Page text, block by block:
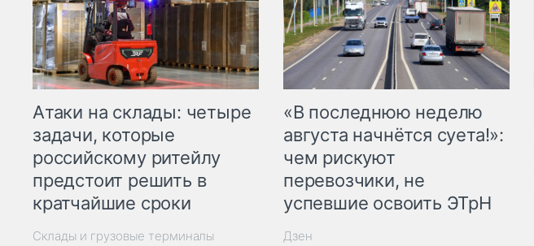
Атаки на склады: четыре
задачи, которые
российскому ритейлу
предстоит решить в
кратчайшие сроки
Склады и грузовые терминалы
«В последнюю неделю
августа начнётся суета!»:
чем рискуют
перевозчики, не
успевшие освоить ЭТрН
Дзен